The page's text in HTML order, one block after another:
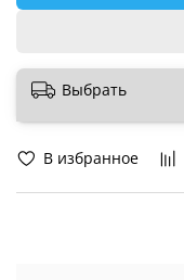
В избранное
Выбрать